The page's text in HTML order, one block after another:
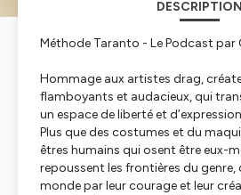
DESCRIPTION
Méthode Taranto - Le Podcast par
Hommage aux artistes drag,
flamboyants et audacieux, qui
un espace de liberté et
Plus que des costumes et du
êtres humains qui osent être eux-
repoussent les frontières du genre,
monde par leur courage et leur